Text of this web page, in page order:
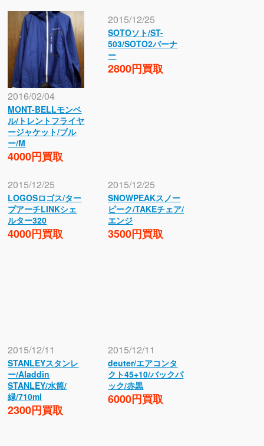
2016/02/04
MONT-BELLモンベ
ル/トレントフライヤ
ージャケット/ブル
ー/M
4000円買取
2015/12/25
SOTOソト/ST-
503/SOTO2バーナ
ー
2800円買取
2015/12/25
LOGOSロゴス/ター
プアーチLINKシェ
ルター320
4000円買取
2015/12/25
SNOWPEAKスノー
ピーク/TAKEチェア/
エンジ
3500円買取
2015/12/11
STANLEYスタンレ
ー/Aladdin
STANLEY/水筒/
緑/710ml
2300円買取
2015/12/11
deuter/エアコンタ
クト45+10/バックパ
ック/赤黒
6000円買取